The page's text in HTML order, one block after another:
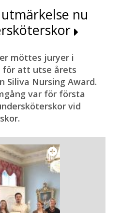
nu
möttes juryer i
för att utse årets
Siliva Nursing Award.
var för första
vid